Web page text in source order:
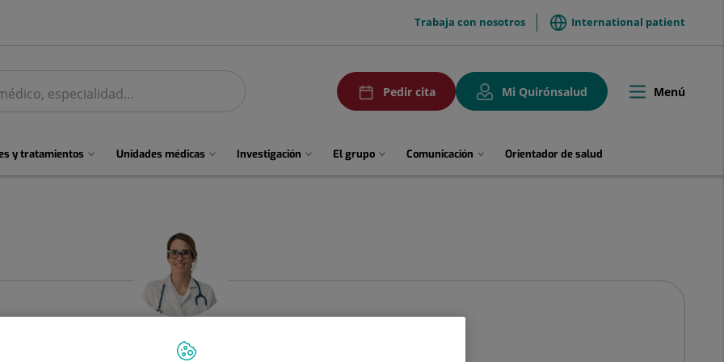
menuTop
Trabaja con nosotros International patient
menuPedirCita
Pedir cita
Mi Quirónsalud
Toggle
Menú
y tratamientos Unidades médicas Investigación El grupo Comunicación Orientador de salud
Granados Miras